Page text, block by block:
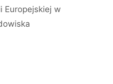
Europejskiej w